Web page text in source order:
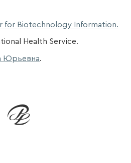
for Biotechnology Information.
Health Service.
Юрьевна.